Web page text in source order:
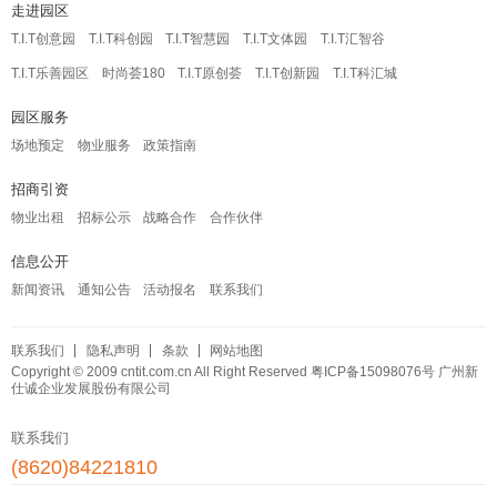
走进园区
T.I.T创意园 T.I.T科创园 T.I.T智慧园 T.I.T文体园 T.I.T汇智谷
T.I.T乐善园区 时尚荟180 T.I.T原创荟 T.I.T创新园 T.I.T科汇城
园区服务
场地预定 物业服务 政策指南
招商引资
物业出租 招标公示 战略合作 合作伙伴
信息公开
新闻资讯 通知公告 活动报名 联系我们
联系我们 隐私声明 条款
网站地图
Copyright © 2009 cntit.com.cn All Right Reserved 粤ICP备15098076号 广州新
仕诚企业发展股份有限公司
联系我们
(8620)84221810